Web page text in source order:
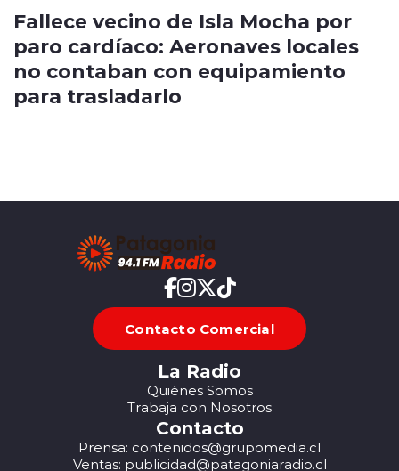
Fallece vecino de Isla Mocha por
paro cardíaco: Aeronaves locales
no contaban con equipamiento
para trasladarlo
Contacto Comercial
La Radio
Quiénes Somos
Trabaja con Nosotros
Contacto
Prensa: contenidos@grupomedia.cl
Ventas: publicidad@patagoniaradio.cl